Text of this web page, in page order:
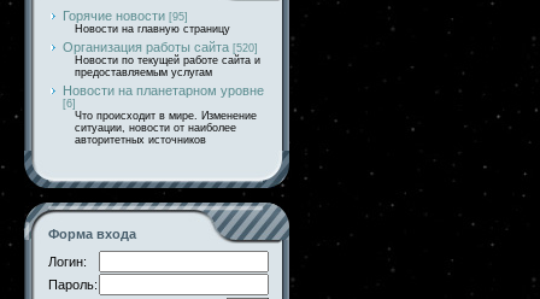
Горячие новости [95]
Новости на главную страницу
Организация работы сайта [520]
Новости по текущей работе сайта и
предоставляемым услугам
Новости на планетарном уровне
[6]
Что происходит в мире. Изменение
ситуации, новости от наиболее
авторитетных источников
Форма входа
Логин:
Пароль: